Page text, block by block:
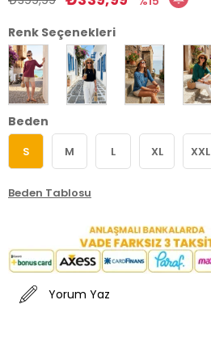
Renk Seçenekleri
Beden
S M L XL XXL
Beden Tablosu
Yorum Yaz